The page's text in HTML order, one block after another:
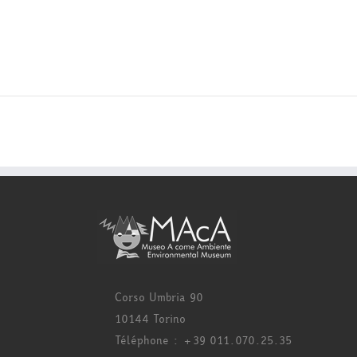
Corso Umbria 90
10144 Torino
Téléphone : +39 011.070.25.35